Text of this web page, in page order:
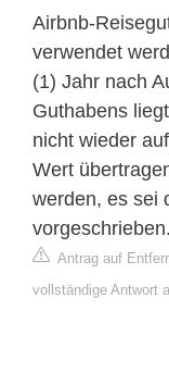
Airbnb-
verwendet
(1) Jahr nach
Guthabens
nicht wieder
Wert
werden, es sei
vorgeschrieben.
Antrag auf
vollständige Antwort